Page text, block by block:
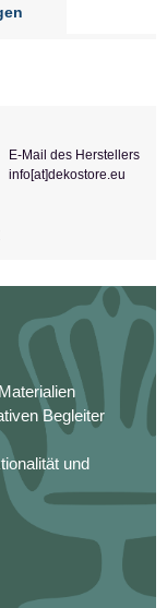
E-Mail des Herstellers
info[at]dekostore.eu
Begleiter
und